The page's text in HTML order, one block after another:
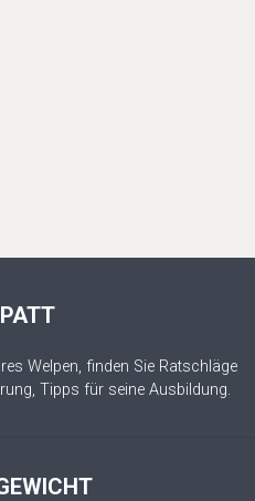
Welpen, finden Sie Ratschläge
Tipps für seine Ausbildung.